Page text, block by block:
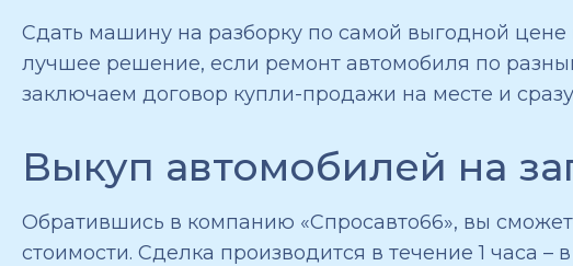
Сдать машину на разборку по самой выгодной цене
лучшее решение, если ремонт автомобиля по
заключаем договор купли-продажи на месте и
Выкуп автомобилей на
Обратившись в компанию «Спросавто66», вы
стоимости. Сделка производится в течение 1 часа